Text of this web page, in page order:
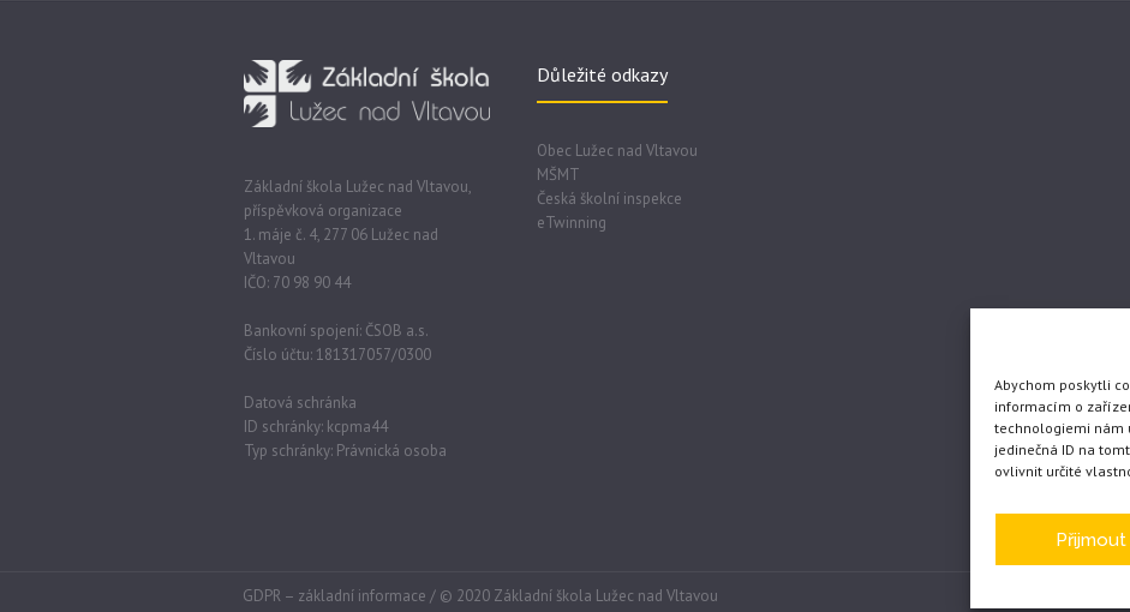
Abychom poskytli
informacím o
technologiemi nám
jedinečná ID na
ovlivnit určité
Přijmout
Základní škola Lužec nad Vltavou,
příspěvková organizace
1. máje č. 4, 277 06 Lužec nad
Vltavou
IČO: 70 98 90 44
Bankovní spojení: ČSOB a.s.
Číslo účtu: 181317057/0300
Datová schránka
ID schránky: kcpma44
Typ schránky: Právnická osoba
Důležité odkazy
Obec Lužec nad Vltavou
MŠMT
Česká školní inspekce
eTwinning
GDPR – základní informace / © 2020 Základní škola Lužec nad Vltavou